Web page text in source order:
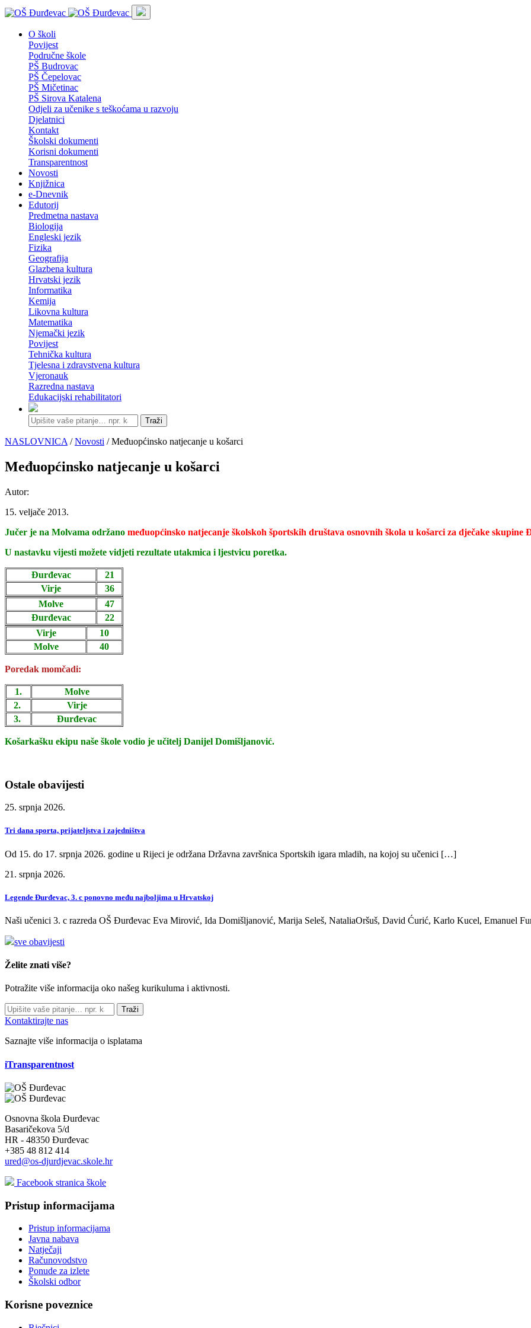
O školi
Povijest
Područne škole
PŠ Budrovac
PŠ Čepelovac
PŠ Mičetinac
PŠ Sirova Katalena
Odjeli za učenike s teškoćama u razvoju
Djelatnici
Kontakt
Školski dokumenti
Korisni dokumenti
Transparentnost
Novosti
Knjižnica
e-Dnevnik
Edutorij
Predmetna nastava
Biologija
Engleski jezik
Fizika
Geografija
Glazbena kultura
Hrvatski jezik
Informatika
Kemija
Likovna kultura
Matematika
Njemački jezik
Povijest
Tehnička kultura
Tjelesna i zdravstvena kultura
Vjeronauk
Razredna nastava
Edukacijski rehabilitatori
Traži
NASLOVNICA /Novosti / Međuopćinsko natjecanje u košarci
Međuopćinsko natjecanje u košarci
Autor:
15. veljače 2013.
Jučer je na Molvama održano međuopćinsko natjecanje školskoh športskih društava osnovnih škola u košarci za dječake skupine
U nastavku vijesti možete vidjeti rezultate utakmica i ljestvicu poretka.
Đurđevac
21
Virje
36
Molve
47
Đurđevac
22
Virje
10
Molve
40
Poredak momčadi:
1.
Molve
2.
Virje
3.
Đurđevac
Košarkašku ekipu naše škole vodio je učitelj Danijel Domišljanović.
Ostale obavijesti
25. srpnja 2026.
Tri dana sporta, prijateljstva i zajedništva
Od 15. do 17. srpnja 2026. godine u Rijeci je održana Državna završnica Sportskih igara mladih, na kojoj su učenici […]
21. srpnja 2026.
Legende Đurđevac, 3. c ponovno među najboljima u Hrvatskoj
Naši učenici 3. c razreda OŠ Đurđevac Eva Mirović, Ida Domišljanović, Marija Seleš, NataliaOršuš, David Ćurić, Karlo Kucel, Emanuel
sve obavijesti
Želite znati više?
Potražite više informacija oko našeg kurikuluma i aktivnosti.
Traži
Kontaktirajte nas
Saznajte više informacija o isplatama
iTransparentnost
Osnovna škola Đurđevac
Basaričekova 5/d
HR - 48350 Đurđevac
+385 48 812 414
ured@os-djurdjevac.skole.hr
Facebook stranica škole
Pristup informacijama
Pristup informacijama
Javna nabava
Natječaji
Računovodstvo
Ponude za izlete
Školski odbor
Korisne poveznice